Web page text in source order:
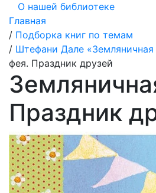
О нашей библиотеке
Главная
/ Подборка книг по темам
/ Штефани Дале «Земляничная
фея. Праздник друзей
Праздник